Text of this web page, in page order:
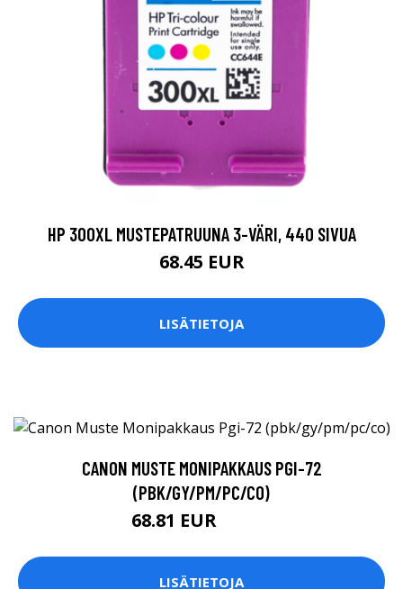
HP 300XL MUSTEPATRUUNA 3-VÄRI, 440 SIVUA
68.45 EUR
LISÄTIETOJA
CANON MUSTE MONIPAKKAUS PGI-72
(PBK/GY/PM/PC/CO)
68.81 EUR
LISÄTIETOJA